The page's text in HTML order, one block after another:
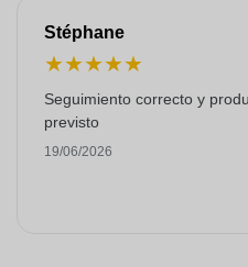
Stéphane
★★★★★
Seguimiento correcto y
previsto
19/06/2026